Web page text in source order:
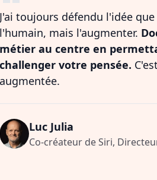
J'ai toujours défendu l'idée
l'humain, mais l'augmenter.
métier au centre en
challenger votre pensée.
augmentée.
Luc Julia
Co-créateur de Siri,